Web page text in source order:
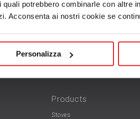
potrebbero combinarle con altre
Acconsenta ai nostri cookie se
Personalizza
Products
Stoves